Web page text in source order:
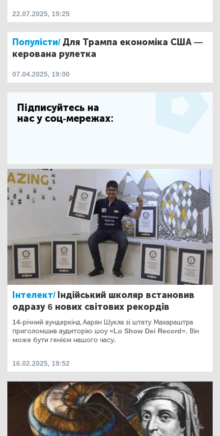
22.07.2025, 19:25
Популісти/ Для Трампа економіка США —
керована рулетка
07.04.2025, 19:00
Підписуйтесь на
нас у соц-мережах:
Інтелект/ Індійський школяр встановив
одразу 6 нових світових рекордів
14-річний вундеркінд Аарян Шукла зі штату Махараштра
приголомшив аудиторію шоу «Lo Show Dei Record». Він
може бути генієм нашого часу.
16.02.2025, 19:52